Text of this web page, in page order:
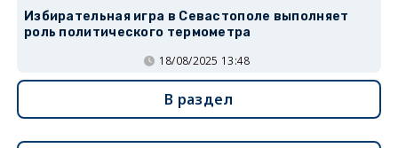
Избирательная игра в Севастополе выполняет
роль политического термометра
18/08/2025 13:48
В раздел